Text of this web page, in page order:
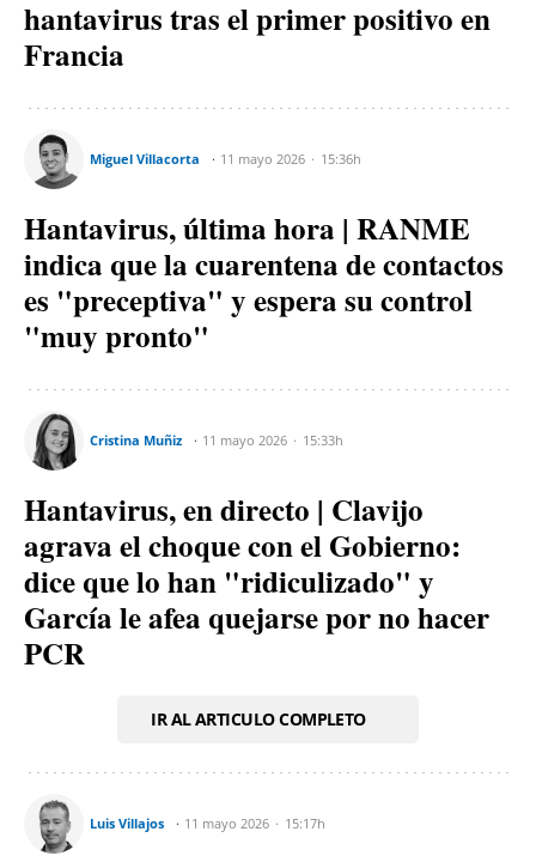
hantavirus tras el primer positivo en
Francia
Miguel Villacorta 11 mayo 2026 15:36h
Hantavirus, última hora | RANME
indica que la cuarentena de contactos
es "preceptiva" y espera su control
"muy pronto"
Cristina Muñiz 11 mayo 2026 15:33h
Hantavirus, en directo | Clavijo
agrava el choque con el Gobierno:
dice que lo han "ridiculizado" y
García le afea quejarse por no hacer
PCR
IR AL ARTICULO COMPLETO
Luis Villajos 11 mayo 2026 15:17h